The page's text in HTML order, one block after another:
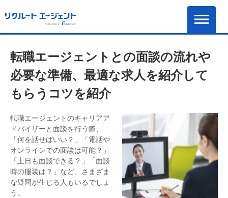
転職エージェントとの面談の流れや
必要な準備、最適な求人を紹介して
もらうコツを紹介
転職エージェントのキャリアア
ドバイザーと面談を行う際、
「何を話せばいい？」「電話や
オンラインでの面談は可能？」
「土日も面談できる？」「面談
時の服装は？」など、さまざま
な疑問が生じる人もいるでしょ
う。